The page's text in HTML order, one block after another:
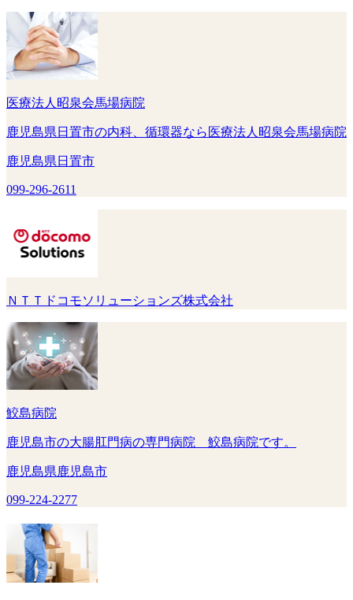
医療法人昭泉会馬場病院
鹿児島県日置市の内科、循環器なら医療法人昭泉会馬場病院
鹿児島県日置市
099-296-2611
ＮＴＴドコモソリューションズ株式会社
鮫島病院
鹿児島市の大腸肛門病の専門病院 鮫島病院です。
鹿児島県鹿児島市
099-224-2277